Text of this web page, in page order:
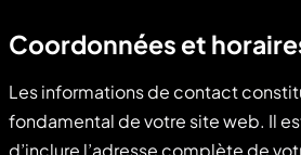
Coordonnées et
Les informations de contact
fondamental de votre site web. Il
d’inclure l’adresse complète de